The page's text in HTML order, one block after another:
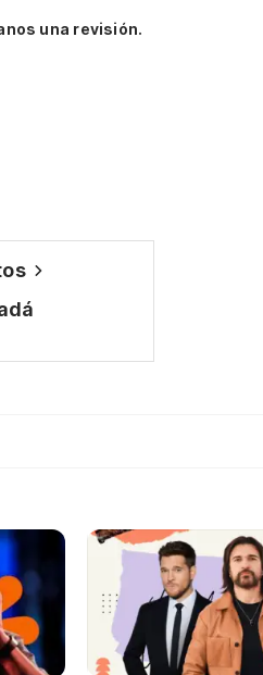
una revisión.